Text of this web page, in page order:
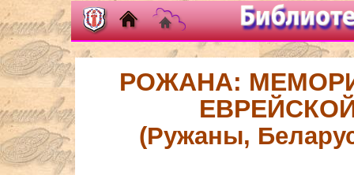
РОЖАНА:
(Ружаны,